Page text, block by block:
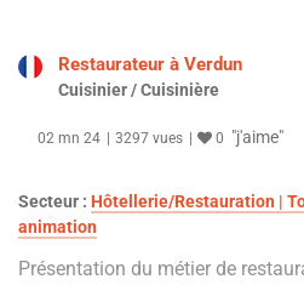
Restaurateur à Verdun
Cuisinier / Cuisinière
02 mn 24 3297 vues 0 "j'aime"
Secteur : Hôtellerie/Restauration |
animation
Présentation du métier de